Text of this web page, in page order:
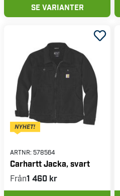
SE VARIANTER
ARTNR: 578564
Carhartt Jacka, svart
Från1 460 kr